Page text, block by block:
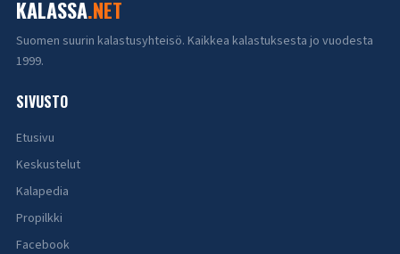
KALASSA.NET
Suomen suurin kalastusyhteisö. Kaikkea kalastuksesta jo vuodesta
1999.
SIVUSTO
Etusivu
Keskustelut
Kalapedia
Propilkki
Facebook